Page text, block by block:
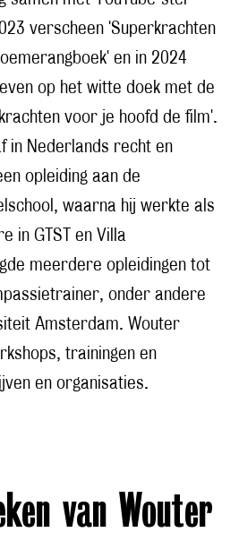
verscheen 'Superkrachten
en in 2024
op het witte doek met de
voor je hoofd de film'.
in Nederlands recht en
opleiding aan de
waarna hij werkte als
in GTST en Villa
meerdere opleidingen tot
onder andere
Amsterdam. Wouter
trainingen en
en organisaties.
van Wouter